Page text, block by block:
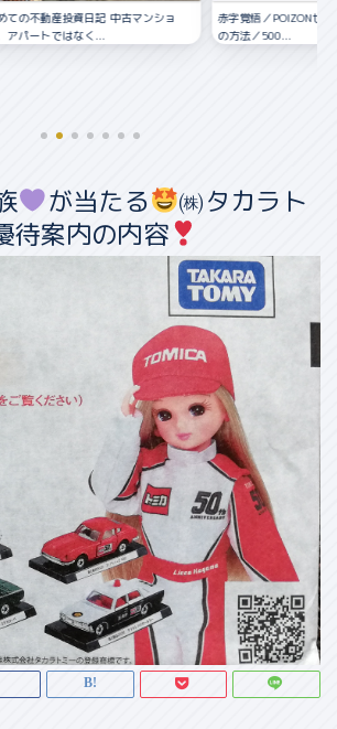
覚悟／POIZONせどりの仕入れ〜販売
法／500...
が当たる
㈱タカラト
待案内の内容